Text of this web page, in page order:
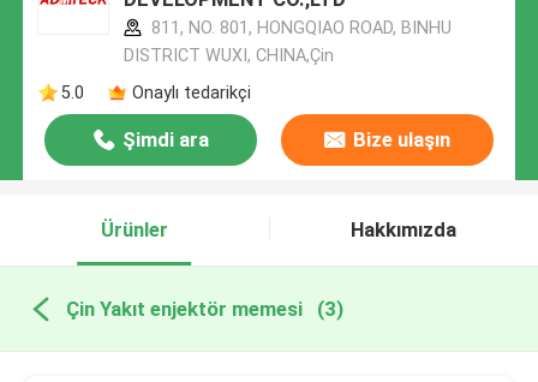
811, NO. 801, HONGQIAO ROAD, BINHU
DISTRICT WUXI, CHINA,Çin
5.0
Onaylı tedarikçi
Şimdi ara Bize ulaşın
Ürünler Hakkımızda
Çin Yakıt enjektör memesi (3)